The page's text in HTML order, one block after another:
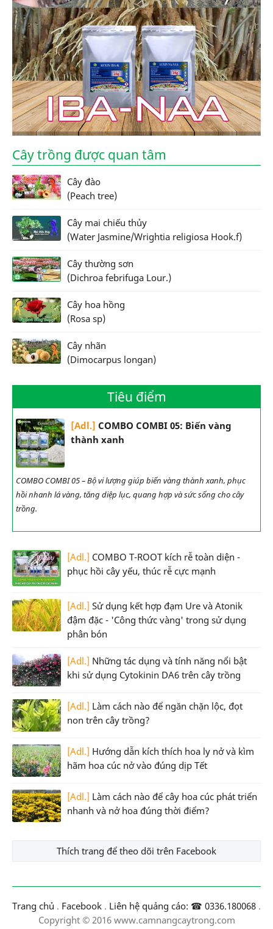
Cây trồng được quan tâm
Cây đào
(Peach tree)
Cây mai chiếu thủy
(Water Jasmine/Wrightia religiosa Hook.f)
Cây thường sơn
(Dichroa febrifuga Lour.)
Cây hoa hồng
(Rosa sp)
Cây nhãn
(Dimocarpus longan)
Tiêu điểm
[Adl.] COMBO COMBI 05: Biến vàng
thành xanh
COMBO COMBI 05 – Bộ vi lượng giúp biến vàng thành xanh, phục
hồi nhanh lá vàng, tăng diệp lục, quang hợp và sức sống cho cây
trồng.
[Adl.] COMBO T-ROOT kích rễ toàn diện -
phục hồi cây yếu, thúc rễ cực mạnh
[Adl.] Sử dụng kết hợp đạm Ure và Atonik
đậm đặc - 'Công thức vàng' trong sử dụng
phân bón
[Adl.] Những tác dụng và tính năng nổi bật
khi sử dụng Cytokinin DA6 trên cây trồng
[Adl.] Làm cách nào để ngăn chặn lộc, đọt
non trên cây trồng?
[Adl.] Hướng dẫn kích thích hoa ly nở và kìm
hãm hoa cúc nở vào đúng dịp Tết
[Adl.] Làm cách nào để cây hoa cúc phát triển
nhanh và nở hoa đúng thời điểm?
Thích trang để theo dõi trên Facebook
Trang chủ . Facebook . Liên hệ quảng cáo: ☎ 0336.180068 .
Copyright © 2016 www.camnangcaytrong.com